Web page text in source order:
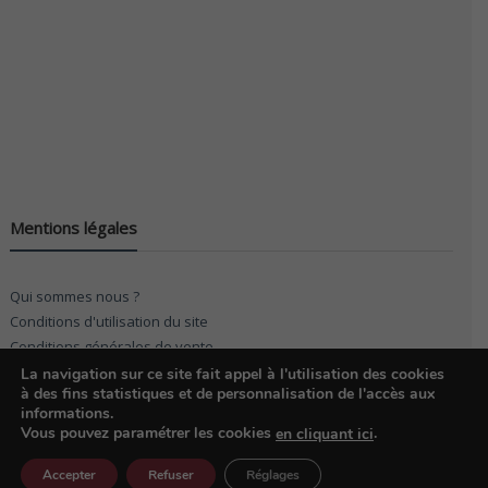
Mentions légales
Qui sommes nous ?
Conditions d'utilisation du site
Conditions générales de vente
KF Möbel . Réalisation 01form.com
La navigation sur ce site fait appel à l'utilisation des cookies
à des fins statistiques et de personnalisation de l'accès aux
informations.
Vous pouvez paramétrer les cookies en cliquant ici.
Accepter Refuser Réglages